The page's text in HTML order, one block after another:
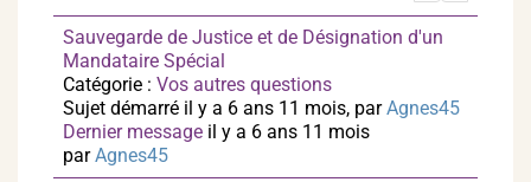
Sauvegarde de Justice et de Désignation d'un
Mandataire Spécial
Catégorie : Vos autres questions
Sujet démarré il y a 6 ans 11 mois, parAgnes45
Dernier message il y a 6 ans 11 mois
parAgnes45